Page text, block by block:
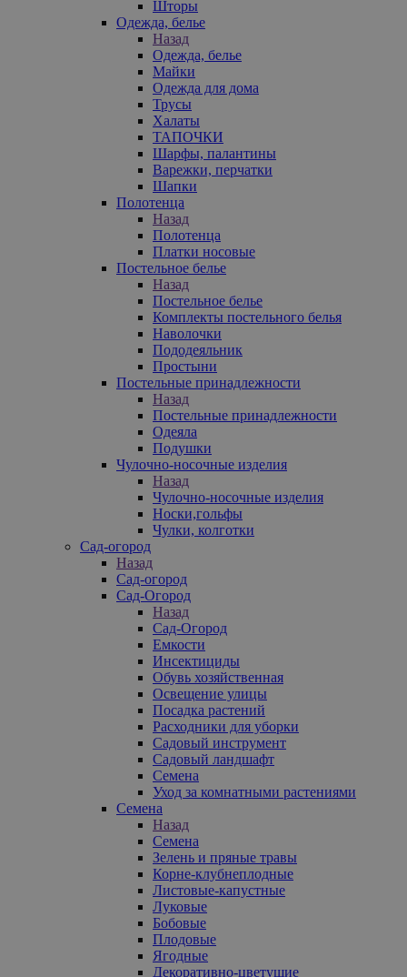
Шторы
Одежда, белье
Назад
Одежда, белье
Майки
Одежда для дома
Трусы
Халаты
ТАПОЧКИ
Шарфы, палантины
Варежки, перчатки
Шапки
Полотенца
Назад
Полотенца
Платки носовые
Постельное белье
Назад
Постельное белье
Комплекты постельного белья
Наволочки
Пододеяльник
Простыни
Постельные принадлежности
Назад
Постельные принадлежности
Одеяла
Подушки
Чулочно-носочные изделия
Назад
Чулочно-носочные изделия
Носки,гольфы
Чулки, колготки
Сад-огород
Назад
Сад-огород
Сад-Огород
Назад
Сад-Огород
Емкости
Инсектициды
Обувь хозяйственная
Освещение улицы
Посадка растений
Расходники для уборки
Садовый инструмент
Садовый ландшафт
Семена
Уход за комнатными растениями
Семена
Назад
Семена
Зелень и пряные травы
Корне-клубнеплодные
Листовые-капустные
Луковые
Бобовые
Плодовые
Ягодные
Декоративно-цветущие